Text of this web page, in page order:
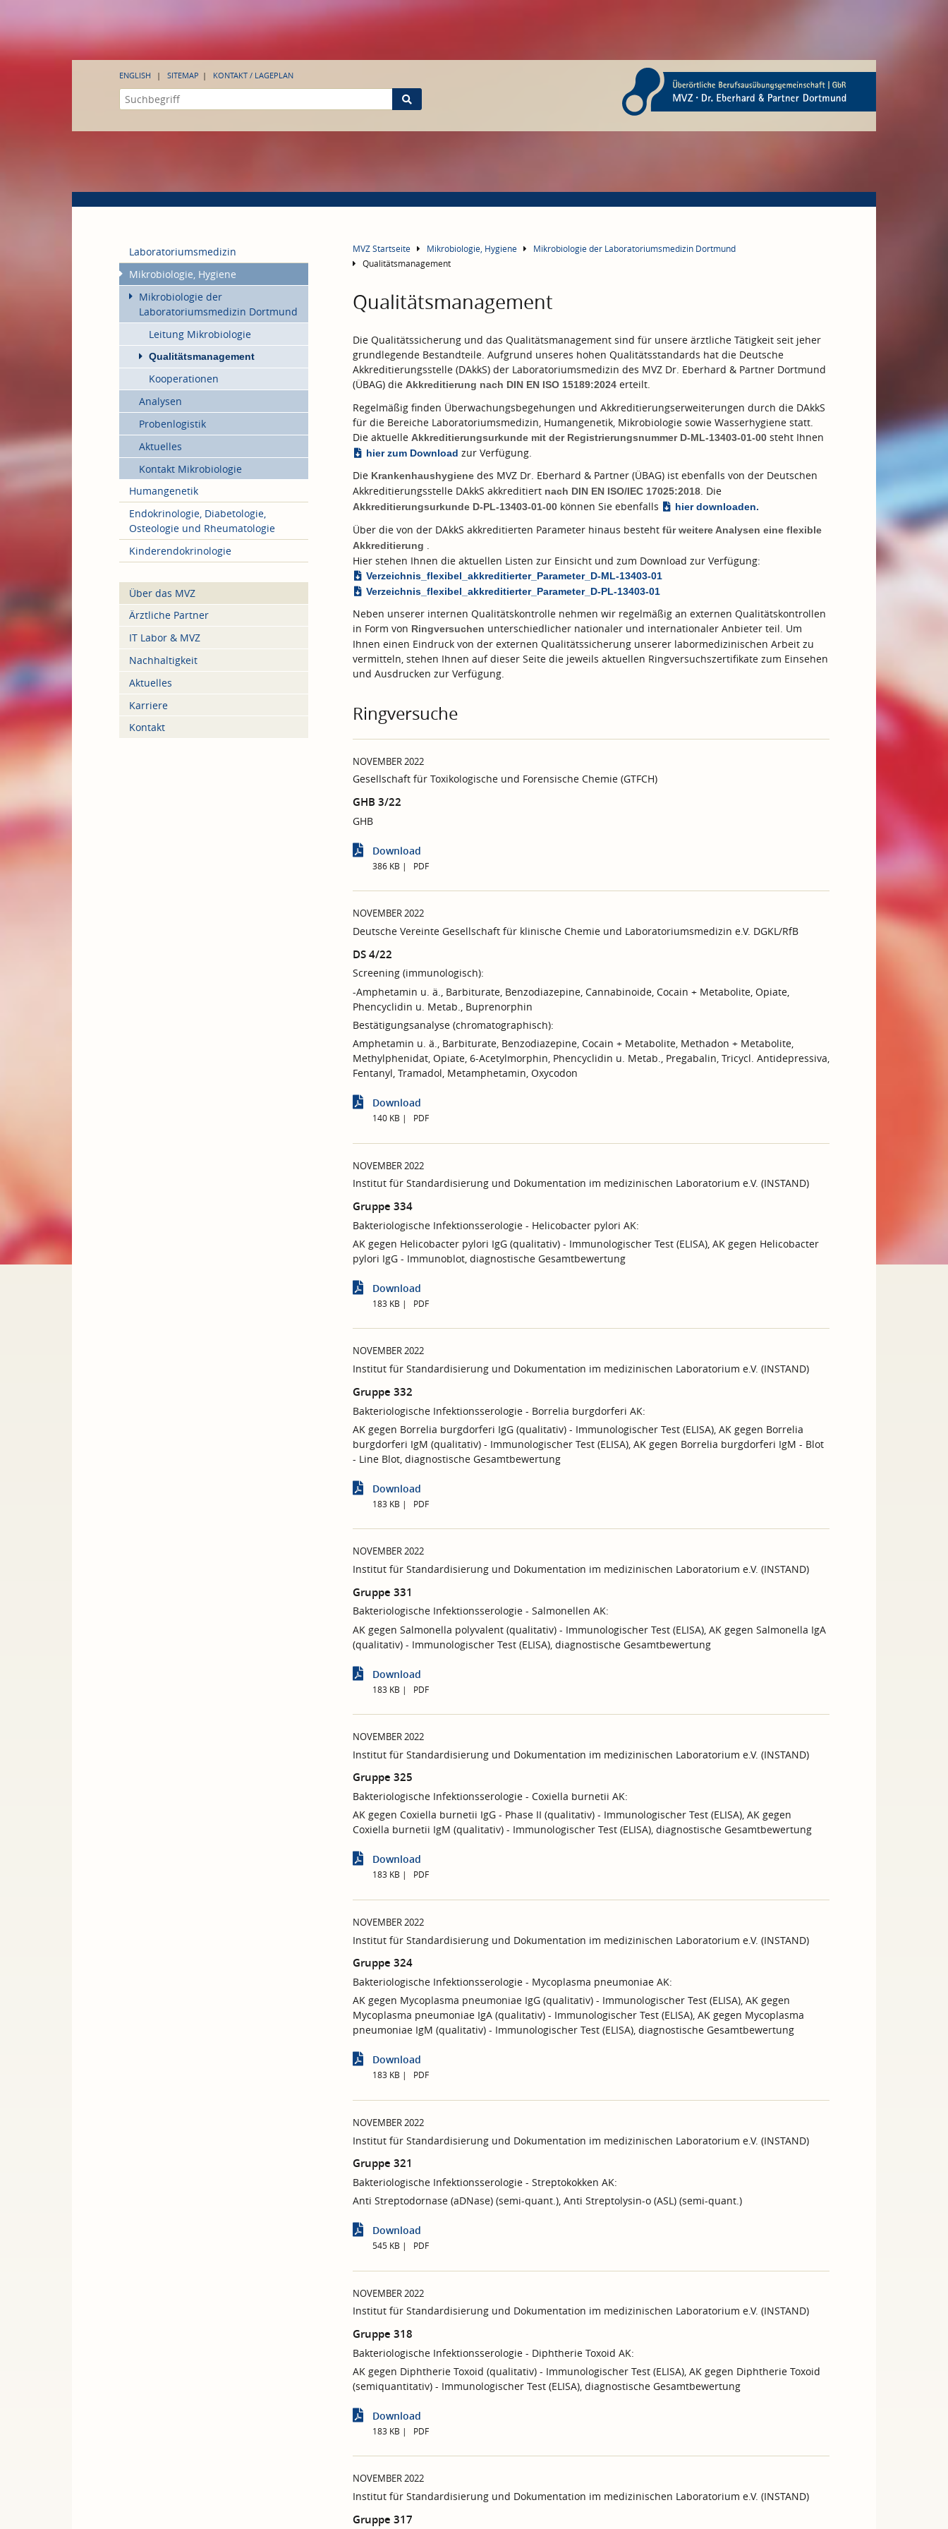
ENGLISH SITEMAP KONTAKT / LAGEPLAN
Laboratoriumsmedizin
Mikrobiologie, Hygiene
Mikrobiologie der
Laboratoriumsmedizin Dortmund
Leitung Mikrobiologie
Qualitätsmanagement
Kooperationen
Analysen
Probenlogistik
Aktuelles
Kontakt Mikrobiologie
Humangenetik
Endokrinologie, Diabetologie,
Osteologie und Rheumatologie
Kinderendokrinologie
Über das MVZ
Ärztliche Partner
IT Labor & MVZ
Nachhaltigkeit
Aktuelles
Karriere
Kontakt
MVZ Startseite Mikrobiologie, Hygiene
Mikrobiologie der Laboratoriumsmedizin Dortmund
Qualitätsmanagement
Qualitätsmanagement
Die Qualitätssicherung und das Qualitätsmanagement sind für unsere ärztliche Tätigkeit seit jeher
grundlegende Bestandteile. Aufgrund unseres hohen Qualitätsstandards hat die Deutsche
Akkreditierungsstelle (DAkkS) der Laboratoriumsmedizin des MVZ Dr. Eberhard & Partner Dortmund
(ÜBAG) die Akkreditierung nach DIN EN ISO 15189:2024erteilt.
Regelmäßig finden Überwachungsbegehungen und Akkreditierungserweiterungen durch die DAkkS
für die Bereiche Laboratoriumsmedizin, Humangenetik, Mikrobiologie sowie Wasserhygiene statt.
Die aktuelle Akkreditierungsurkunde mit der Registrierungsnummer D-ML-13403-01-00steht Ihnen
hier zum Download zur Verfügung.
Die Krankenhaushygienedes MVZ Dr. Eberhard & Partner (ÜBAG) ist ebenfalls von der Deutschen
Akkreditierungsstelle DAkkS akkreditiert nach DIN EN ISO/IEC 17025:2018. Die
Akkreditierungsurkunde D-PL-13403-01-00können Sie ebenfalls hier downloaden.
Über die von der DAkkS akkreditierten Parameter hinaus besteht für weitere Analysen eine flexible
Akkreditierung
Hier stehen Ihnen die aktuellen Listen zur Einsicht und zum Download zur Verfügung:
Verzeichnis_flexibel_akkreditierter_Parameter_D-ML-13403-01
Verzeichnis_flexibel_akkreditierter_Parameter_D-PL-13403-01
Neben unserer internen Qualitätskontrolle nehmen wir regelmäßig an externen Qualitätskontrollen
in Form von Ringversuchen unterschiedlicher nationaler und internationaler Anbieter teil. Um
Ihnen einen Eindruck von der externen Qualitätssicherung unserer labormedizinischen Arbeit zu
vermitteln, stehen Ihnen auf dieser Seite die jeweils aktuellen Ringversuchszertifikate zum Einsehen
und Ausdrucken zur Verfügung.
Ringversuche
NOVEMBER 2022
Gesellschaft für Toxikologische und Forensische Chemie (GTFCH)
GHB 3/22
GHB
Download
386 KB PDF
NOVEMBER 2022
Deutsche Vereinte Gesellschaft für klinische Chemie und Laboratoriumsmedizin e.V. DGKL/RfB
DS 4/22
Screening (immunologisch):
-Amphetamin u. ä., Barbiturate, Benzodiazepine, Cannabinoide, Cocain + Metabolite, Opiate,
Phencyclidin u. Metab., Buprenorphin
Bestätigungsanalyse (chromatographisch):
Amphetamin u. ä., Barbiturate, Benzodiazepine, Cocain + Metabolite, Methadon + Metabolite,
Methylphenidat, Opiate, 6-Acetylmorphin, Phencyclidin u. Metab., Pregabalin, Tricycl. Antidepressiva,
Fentanyl, Tramadol, Metamphetamin, Oxycodon
Download
140 KB PDF
NOVEMBER 2022
Institut für Standardisierung und Dokumentation im medizinischen Laboratorium e.V. (INSTAND)
Gruppe 334
Bakteriologische Infektionsserologie - Helicobacter pylori AK:
AK gegen Helicobacter pylori IgG (qualitativ) - Immunologischer Test (ELISA), AK gegen Helicobacter
pylori IgG - Immunoblot, diagnostische Gesamtbewertung
Download
183 KB PDF
NOVEMBER 2022
Institut für Standardisierung und Dokumentation im medizinischen Laboratorium e.V. (INSTAND)
Gruppe 332
Bakteriologische Infektionsserologie - Borrelia burgdorferi AK:
AK gegen Borrelia burgdorferi IgG (qualitativ) - Immunologischer Test (ELISA), AK gegen Borrelia
burgdorferi IgM (qualitativ) - Immunologischer Test (ELISA), AK gegen Borrelia burgdorferi IgM - Blot
- Line Blot, diagnostische Gesamtbewertung
Download
183 KB PDF
NOVEMBER 2022
Institut für Standardisierung und Dokumentation im medizinischen Laboratorium e.V. (INSTAND)
Gruppe 331
Bakteriologische Infektionsserologie - Salmonellen AK:
AK gegen Salmonella polyvalent (qualitativ) - Immunologischer Test (ELISA), AK gegen Salmonella IgA
(qualitativ) - Immunologischer Test (ELISA), diagnostische Gesamtbewertung
Download
183 KB PDF
NOVEMBER 2022
Institut für Standardisierung und Dokumentation im medizinischen Laboratorium e.V. (INSTAND)
Gruppe 325
Bakteriologische Infektionsserologie - Coxiella burnetii AK:
AK gegen Coxiella burnetii IgG - Phase II (qualitativ) - Immunologischer Test (ELISA), AK gegen
Coxiella burnetii IgM (qualitativ) - Immunologischer Test (ELISA), diagnostische Gesamtbewertung
Download
183 KB PDF
NOVEMBER 2022
Institut für Standardisierung und Dokumentation im medizinischen Laboratorium e.V. (INSTAND)
Gruppe 324
Bakteriologische Infektionsserologie - Mycoplasma pneumoniae AK:
AK gegen Mycoplasma pneumoniae IgG (qualitativ) - Immunologischer Test (ELISA), AK gegen
Mycoplasma pneumoniae IgA (qualitativ) - Immunologischer Test (ELISA), AK gegen Mycoplasma
pneumoniae IgM (qualitativ) - Immunologischer Test (ELISA), diagnostische Gesamtbewertung
Download
183 KB PDF
NOVEMBER 2022
Institut für Standardisierung und Dokumentation im medizinischen Laboratorium e.V. (INSTAND)
Gruppe 321
Bakteriologische Infektionsserologie - Streptokokken AK:
Anti Streptodornase (aDNase) (semi-quant.), Anti Streptolysin-o (ASL) (semi-quant.)
Download
545 KB PDF
NOVEMBER 2022
Institut für Standardisierung und Dokumentation im medizinischen Laboratorium e.V. (INSTAND)
Gruppe 318
Bakteriologische Infektionsserologie - Diphtherie Toxoid AK:
AK gegen Diphtherie Toxoid (qualitativ) - Immunologischer Test (ELISA), AK gegen Diphtherie Toxoid
(semiquantitativ) - Immunologischer Test (ELISA), diagnostische Gesamtbewertung
Download
183 KB PDF
NOVEMBER 2022
Institut für Standardisierung und Dokumentation im medizinischen Laboratorium e.V. (INSTAND)
Gruppe 317